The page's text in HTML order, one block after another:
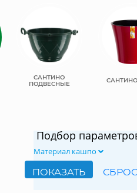
САНТИНО
ПОДВЕСНЫЕ
Подбор
Материал кашпо